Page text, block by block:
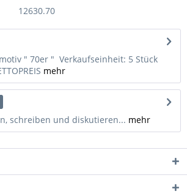
12630.70
" 70er " Verkaufseinheit: 5 Stück
mehr
schreiben und diskutieren... mehr